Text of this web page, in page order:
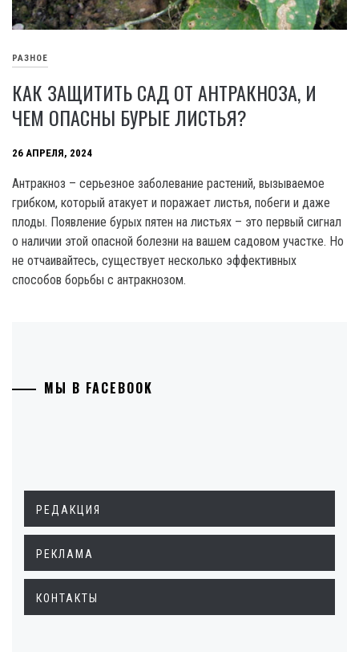
РАЗНОЕ
КАК ЗАЩИТИТЬ САД ОТ АНТРАКНОЗА, И
ЧЕМ ОПАСНЫ БУРЫЕ ЛИСТЬЯ?
26 АПРЕЛЯ, 2024
Антракноз – серьезное заболевание растений, вызываемое
грибком, который атакует и поражает листья, побеги и даже
плоды. Появление бурых пятен на листьях – это первый сигнал
о наличии этой опасной болезни на вашем садовом участке. Но
не отчаивайтесь, существует несколько эффективных
способов борьбы с антракнозом.
МЫ В FACEBOOK
РЕДАКЦИЯ
РЕКЛАМА
КОНТАКТЫ